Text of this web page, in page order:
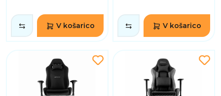
V košarico V košarico